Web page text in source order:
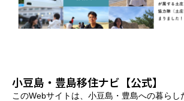
小豆島・豊島移住ナビ【公式】
このWebサイトは、小豆島・豊島への暮らし